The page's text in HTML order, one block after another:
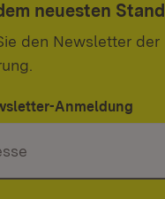
neuesten Stand
den Newsletter der
Anmeldung